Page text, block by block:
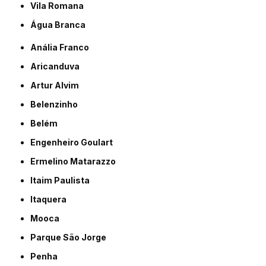
Vila Romana
Água Branca
Anália Franco
Aricanduva
Artur Alvim
Belenzinho
Belém
Engenheiro Goulart
Ermelino Matarazzo
Itaim Paulista
Itaquera
Mooca
Parque São Jorge
Penha